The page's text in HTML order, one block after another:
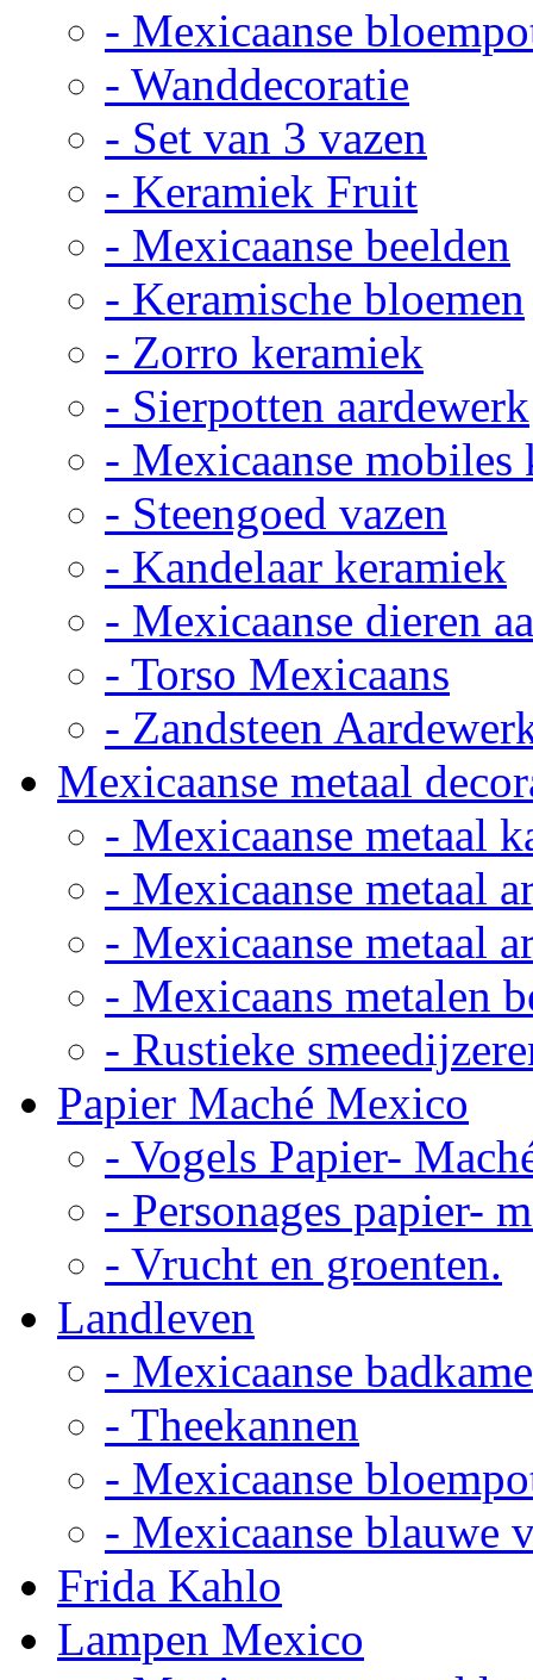
- Mexicaanse
- Wanddecoratie
- Set van 3 vazen
- Keramiek Fruit
- Mexicaanse beelden
- Keramische bloemen
- Zorro keramiek
- Sierpotten aardewerk
- Mexicaanse mobiles
- Steengoed vazen
- Kandelaar keramiek
- Mexicaanse dieren
- Torso Mexicaans
- Zandsteen
Mexicaanse metaal
- Mexicaanse metaal
- Mexicaanse metaal
- Mexicaanse metaal
- Mexicaans metalen
- Rustieke
Papier Maché Mexico
- Vogels Papier-
- Personages papier-
- Vrucht en groenten.
Landleven
- Mexicaanse
- Theekannen
- Mexicaanse
- Mexicaanse blauwe
Frida Kahlo
Lampen Mexico